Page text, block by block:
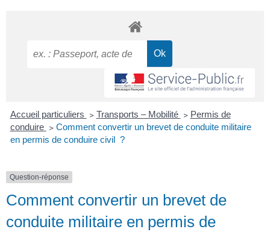
Accueil particuliers > Transports – Mobilité > Permis de
conduire > Comment convertir un brevet de conduite militaire
en permis de conduire civil ?
Question-réponse
Comment convertir un brevet de
conduite militaire en permis de